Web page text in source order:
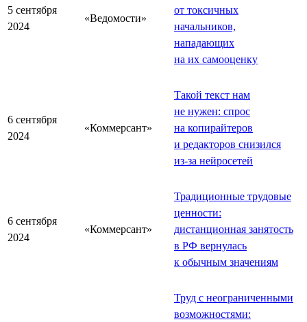
5 сентября
2024
«Ведомости»
от токсичных
начальников,
нападающих
на их самооценку
6 сентября
2024
«Коммерсант»
Такой текст нам
не нужен: спрос
на копирайтеров
и редакторов снизился
из-за нейросетей
6 сентября
2024
«Коммерсант»
Традиционные трудовые
ценности:
дистанционная занятость
в РФ вернулась
к обычным значениям
Труд с неограниченными
возможностями: